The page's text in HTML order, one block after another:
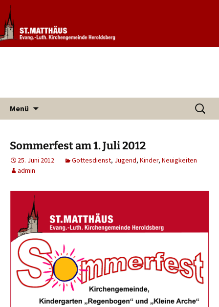
Evang. Kirchengemeinde St.
Matthäus Heroldsberg
Informationen rund um unsere
Kirchengemeinde
Menü
Suchen
nach:
Sommerfest am 1. Juli 2012
25. Juni 2012 Gottesdienst, Jugend, Kinder, Neuigkeiten
admin